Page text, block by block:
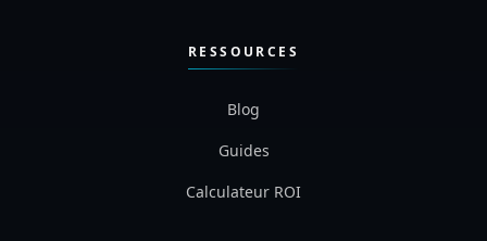
RESSOURCES
Blog
Guides
Calculateur ROI